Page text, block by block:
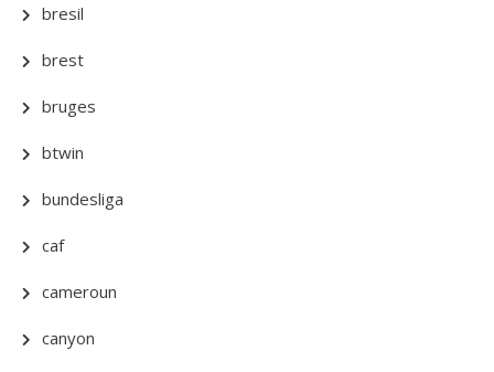
bresil
brest
bruges
btwin
bundesliga
caf
cameroun
canyon